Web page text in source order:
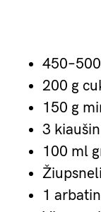
200 g
150 g
3
100 ml
1